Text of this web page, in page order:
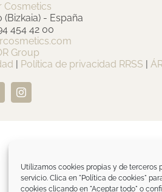
Utilizamos cookies propias y de terceros
servicio. Clica en "Política de cookies"
cookies clicando en "Aceptar todo" o
Cosmetics
- España
454 42 00
Group
| Política de privacidad RRSS |
Instagram